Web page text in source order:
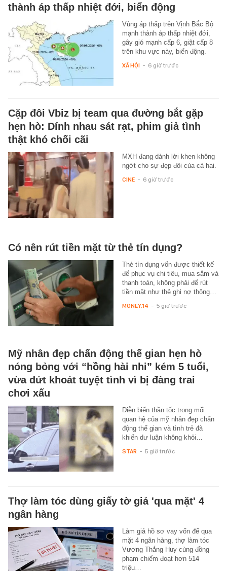
thành áp thấp nhiệt đới, biển động
Vùng áp thấp trên Vịnh Bắc Bộ
mạnh thành áp thấp nhiệt đới,
gây gió mạnh cấp 6, giật cấp 8
trên khu vực này, biển động.
XÃ HỘI - 6 giờ trước
Cặp đôi Vbiz bị team qua đường bắt gặp
hẹn hò: Dính nhau sát rạt, phim giả tình
thật khó chối cãi
MXH đang dành lời khen không
ngớt cho sự đẹp đôi của cả hai.
CINE - 6 giờ trước
Có nên rút tiền mặt từ thẻ tín dụng?
Thẻ tín dụng vốn được thiết kế
để phục vụ chi tiêu, mua sắm và
thanh toán, không phải để rút
tiền mặt như thẻ ghi nợ thông…
MONEY.14 - 5 giờ trước
Mỹ nhân đẹp chấn động thế gian hẹn hò
nóng bỏng với “hồng hài nhi” kém 5 tuổi,
vừa dứt khoát tuyệt tình vì bị đàng trai
chơi xấu
Diễn biến thần tốc trong mối
quan hệ của mỹ nhân đẹp chấn
động thế gian và tình trẻ đã
khiến dư luận không khỏi…
STAR - 5 giờ trước
Thợ làm tóc dùng giấy tờ giả 'qua mặt' 4
ngân hàng
Làm giả hồ sơ vay vốn để qua
mặt 4 ngân hàng, thợ làm tóc
Vương Thắng Huy cùng đồng
phạm chiếm đoạt hơn 514
triệu…